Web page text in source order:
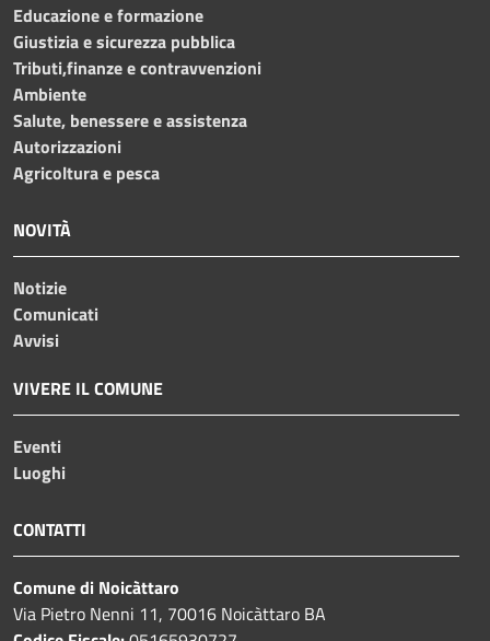
Educazione e formazione
Giustizia e sicurezza pubblica
Tributi,finanze e contravvenzioni
Ambiente
Salute, benessere e assistenza
Autorizzazioni
Agricoltura e pesca
NOVITÀ
Notizie
Comunicati
Avvisi
VIVERE IL COMUNE
Eventi
Luoghi
CONTATTI
Comune di Noicàttaro
Via Pietro Nenni 11, 70016 Noicàttaro BA